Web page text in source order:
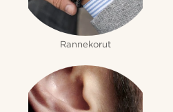
Rannekorut